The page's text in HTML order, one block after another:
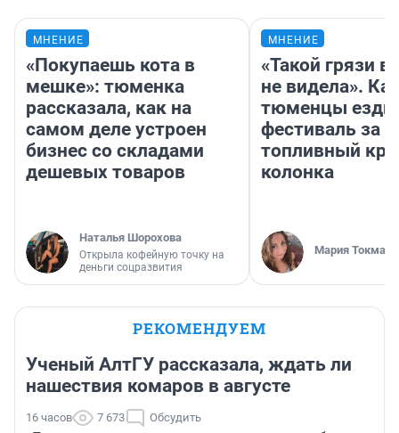
МНЕНИЕ
«Покупаешь кота в
мешке»: тюменка
рассказала, как на
самом деле устроен
бизнес со складами
дешевых товаров
Наталья Шорохова
Открыла кофейную точку на
деньги соцразвития
МНЕНИЕ
«Такой грязи
не видела».
тюменцы
фестиваль за
топливный
колонка
Мария
РЕКОМЕНДУЕМ
Ученый АлтГУ рассказала, ждать ли
нашествия комаров в августе
16 часов 7 673 Обсудить